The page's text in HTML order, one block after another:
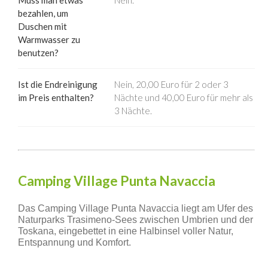
bezahlen, um
Duschen mit
Warmwasser zu
benutzen?
Ist die Endreinigung
im Preis enthalten?
Nein, 20,00 Euro für 2 oder 3
Nächte und 40,00 Euro für mehr als
3 Nächte.
Camping Village Punta Navaccia
Das Camping Village Punta Navaccia liegt am Ufer des
Naturparks Trasimeno-Sees zwischen Umbrien und der
Toskana, eingebettet in eine Halbinsel voller Natur,
Entspannung und Komfort.